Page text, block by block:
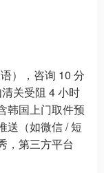
），咨询 10 分
关受阻 4 小时
韩国上门取件预
送（如微信 / 短
，第三方平台